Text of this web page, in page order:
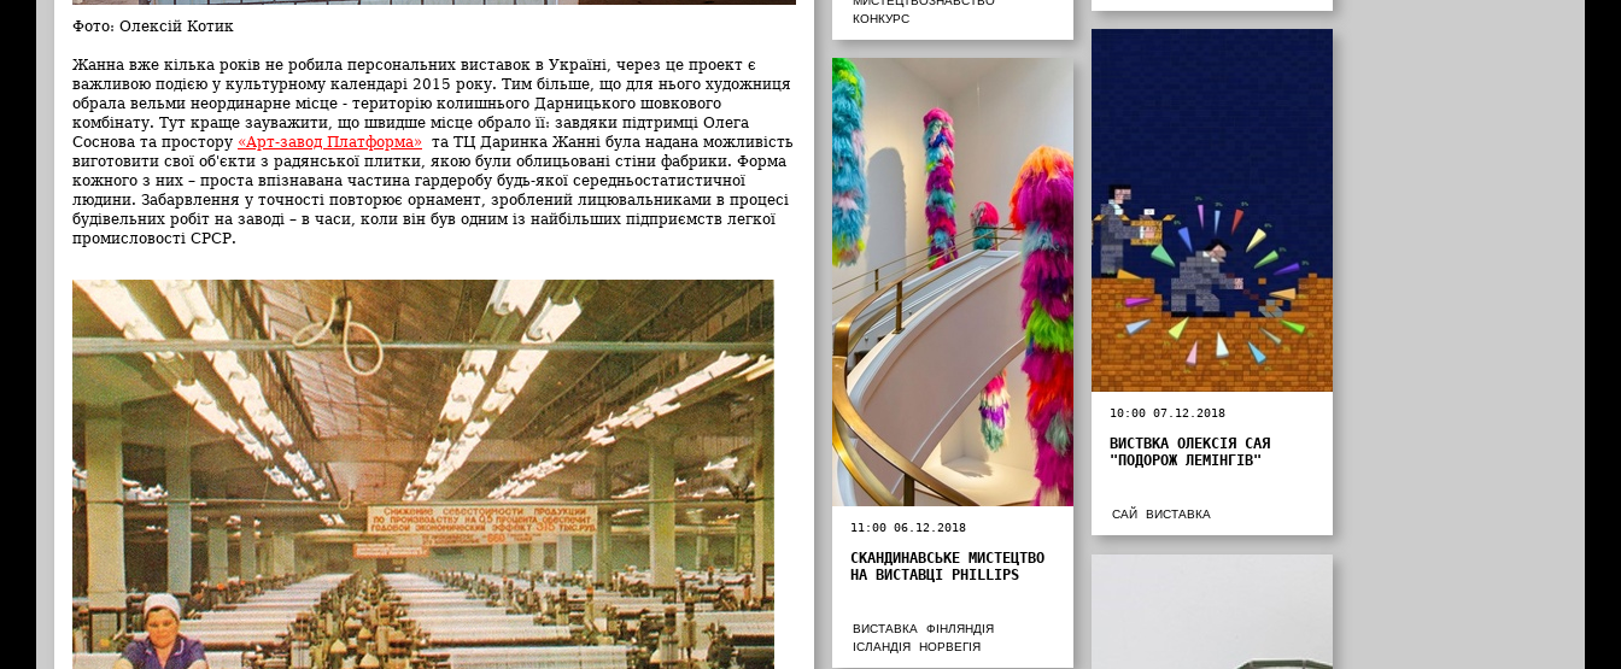
Фото: Олексій Котик
Жанна вже кілька років не робила персональних виставок в Україні, через це проект є
важливою подією у культурному календарі 2015 року. Тим більше, що для нього художниця
обрала вельми неординарне місце - територію колишнього Дарницького шовкового
комбінату. Тут краще зауважити, що швидше місце обрало її: завдяки підтримці Олега
Соснова та простору «Арт-завод Платформа» та ТЦ Даринка Жанні була надана можливість
виготовити свої об'єкти з радянської плитки, якою були облицьовані стіни фабрики. Форма
кожного з них – проста впізнавана частина гардеробу будь-якої середньостатистичної
людини. Забарвлення у точності повторює орнамент, зроблений лицювальниками в процесі
будівельних робіт на заводі – в часи, коли він був одним із найбільших підприємств легкої
промисловості СРСР.
КОНКУРС
10:00 07.12.2018
ВИСТВКА ОЛЕКСІЯ САЯ
"ПОДОРОЖ ЛЕМІНГІВ"
САЙ
ВИСТАВКА
11:00 06.12.2018
СКАНДИНАВСЬКЕ МИСТЕЦТВО
НА ВИСТАВЦІ PHILLIPS
ВИСТАВКА
ФІНЛЯНДІЯ
ІСЛАНДІЯ
НОРВЕГІЯ